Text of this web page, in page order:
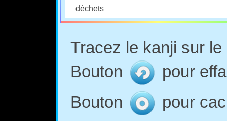
déchets
Tracez le kanji sur
Bouton
pour
Bouton
pour